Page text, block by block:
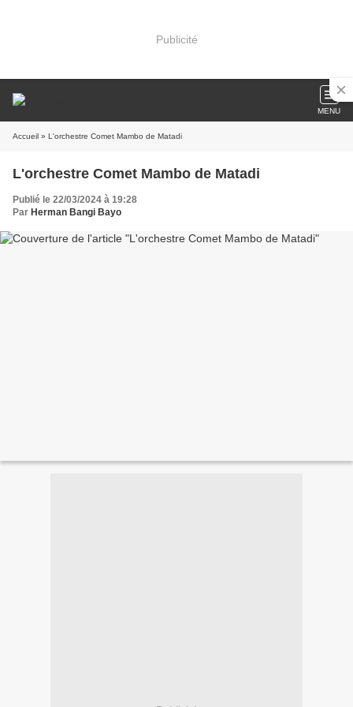
Publicité
MENU
Accueil » L'orchestre Comet Mambo de Matadi
L'orchestre Comet Mambo de Matadi
Publié le 22/03/2024 à 19:28
Par Herman Bangi Bayo